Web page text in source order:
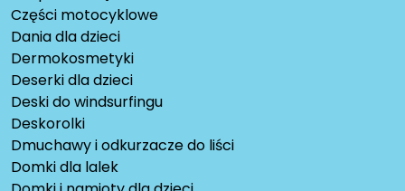
Części motocyklowe
Dania dla dzieci
Dermokosmetyki
Deserki dla dzieci
Deski do windsurfingu
Deskorolki
Dmuchawy i odkurzacze do liści
Domki dla lalek